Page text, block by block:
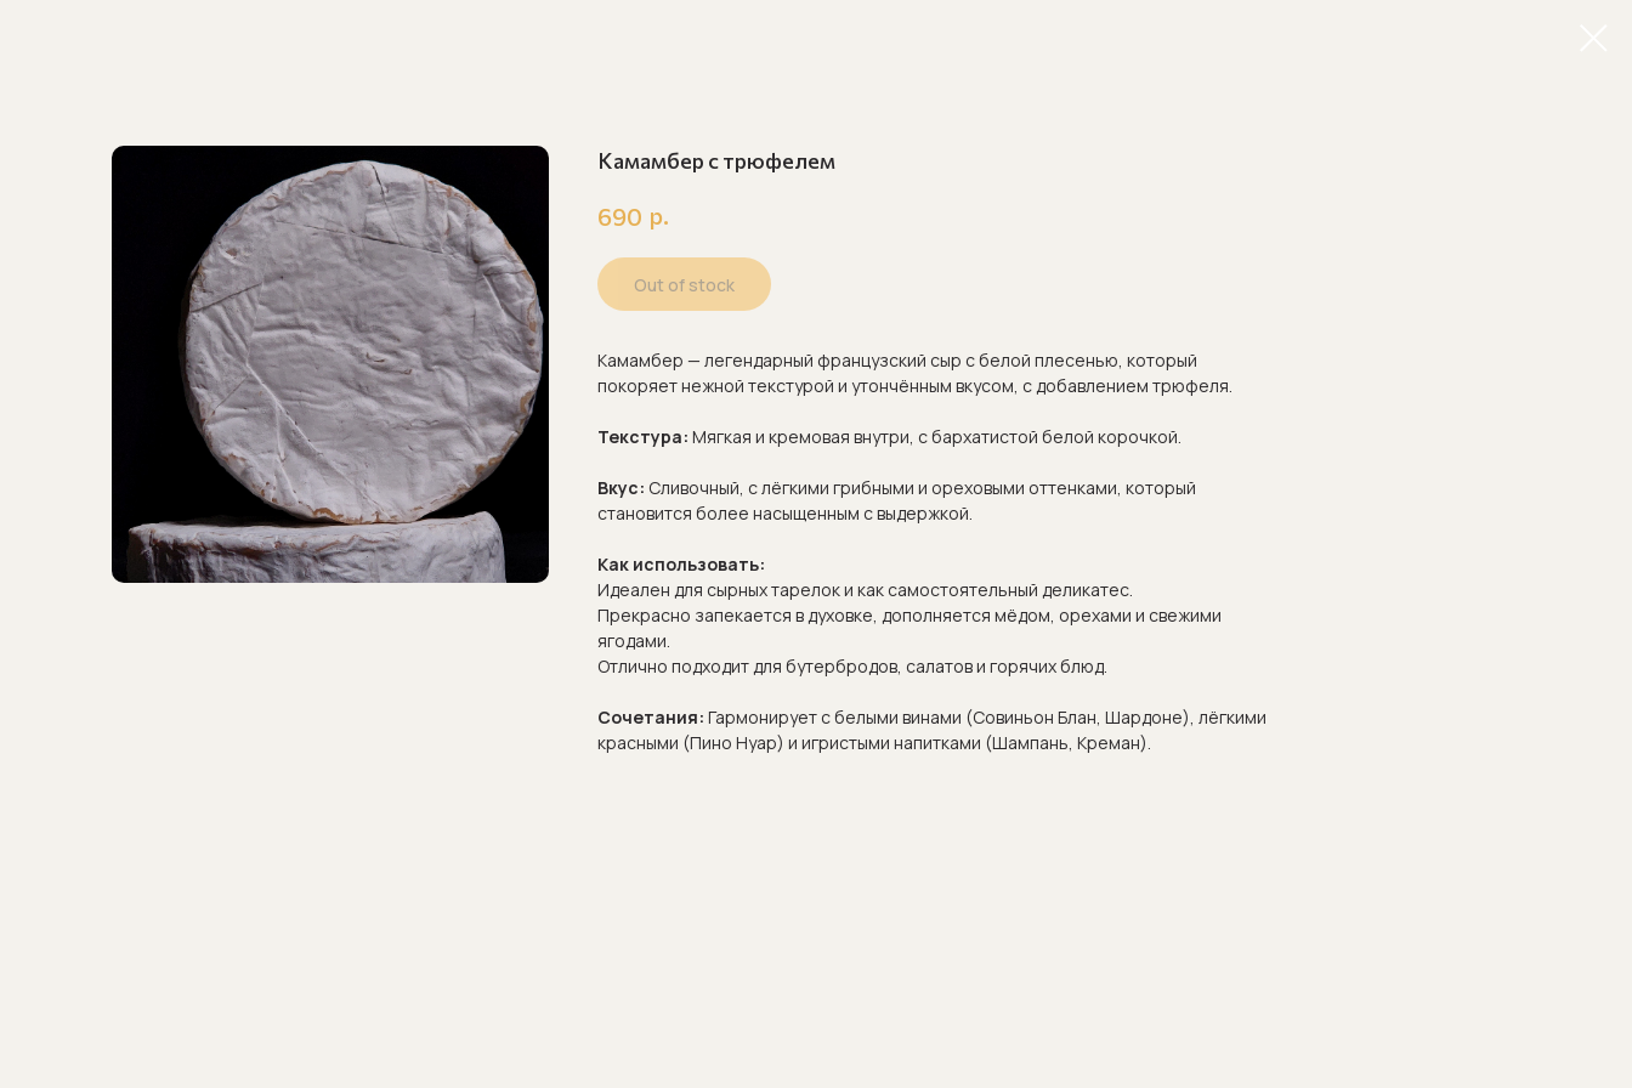
Камамбер с трюфелем
690 р.
Out of stock
Камамбер — легендарный французский сыр с белой плесенью, который
покоряет нежной текстурой и утончённым вкусом, с добавлением трюфеля.
Текстура: Мягкая и кремовая внутри, с бархатистой белой корочкой.
Вкус: Сливочный, с лёгкими грибными и ореховыми оттенками, который
становится более насыщенным с выдержкой.
Как использовать:
Идеален для сырных тарелок и как самостоятельный деликатес.
Прекрасно запекается в духовке, дополняется мёдом, орехами и свежими
ягодами.
Отлично подходит для бутербродов, салатов и горячих блюд.
Сочетания: Гармонирует с белыми винами (Совиньон Блан, Шардоне), лёгкими
красными (Пино Нуар) и игристыми напитками (Шампань, Креман).